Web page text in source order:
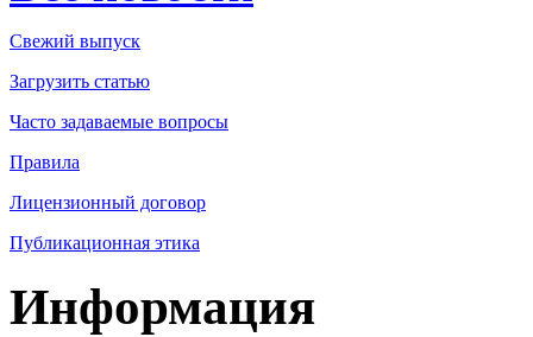
Свежий выпуск
Загрузить статью
Часто задаваемые вопросы
Правила
Лицензионный договор
Публикационная этика
Информация